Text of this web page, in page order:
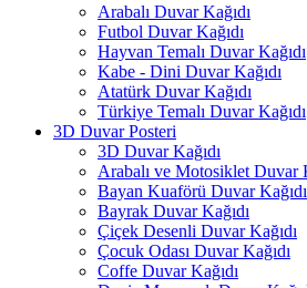
Arabalı Duvar Kağıdı
Futbol Duvar Kağıdı
Hayvan Temalı Duvar Kağıdı
Kabe - Dini Duvar Kağıdı
Atatürk Duvar Kağıdı
Türkiye Temalı Duvar Kağıdı
3D Duvar Posteri
3D Duvar Kağıdı
Arabalı ve Motosiklet Duvar
Bayan Kuaförü Duvar Kağıdı
Bayrak Duvar Kağıdı
Çiçek Desenli Duvar Kağıdı
Çocuk Odası Duvar Kağıdı
Coffe Duvar Kağıdı